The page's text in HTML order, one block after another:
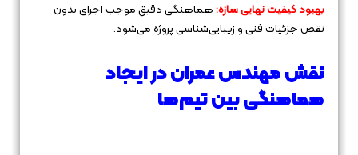
بهبود کیفیت نهایی سازه:هماهنگی دقیق موجب اجرای بدون
نقص جزئیات فنی و زیبایی‌شناسی پروژه می‌شود.
نقش مهندس عمران در ایجاد
هماهنگی بین تیم‌ها